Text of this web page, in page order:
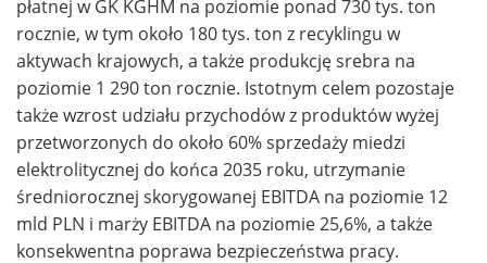
płatnej w GK KGHM na poziomie ponad 730 tys. ton
rocznie, w tym około 180 tys. ton z recyklingu w
aktywach krajowych, a także produkcję srebra na
poziomie 1 290 ton rocznie. Istotnym celem pozostaje
także wzrost udziału przychodów z produktów wyżej
przetworzonych do około 60% sprzedaży miedzi
elektrolitycznej do końca 2035 roku, utrzymanie
średniorocznej skorygowanej EBITDA na poziomie 12
mld PLN i marży EBITDA na poziomie 25,6%, a także
konsekwentna poprawa bezpieczeństwa pracy.